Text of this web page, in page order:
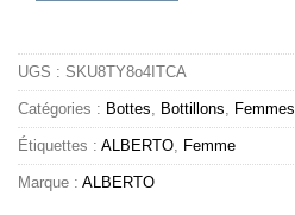
UGS : SKU8TY8o4ITCA
Catégories : Bottes Bottillons Femmes
Étiquettes : ALBERTO Femme
Marque : ALBERTO